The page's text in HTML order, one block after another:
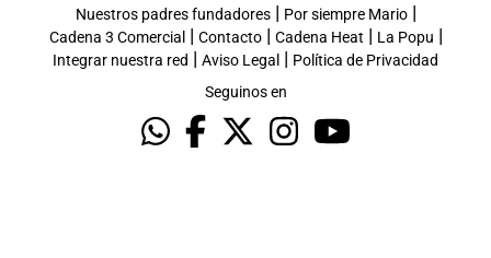
Nuestros padres fundadores| Por siempre Mario|
Cadena 3 Comercial | Contacto| Cadena Heat | La Popu |
Integrar nuestra red | Aviso Legal | Política de Privacidad
Seguinos en